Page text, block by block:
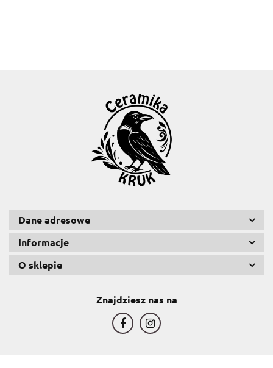
Dane adresowe
Informacje
O sklepie
Znajdziesz nas na